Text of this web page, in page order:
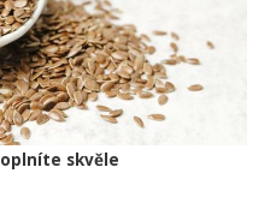
skvěle